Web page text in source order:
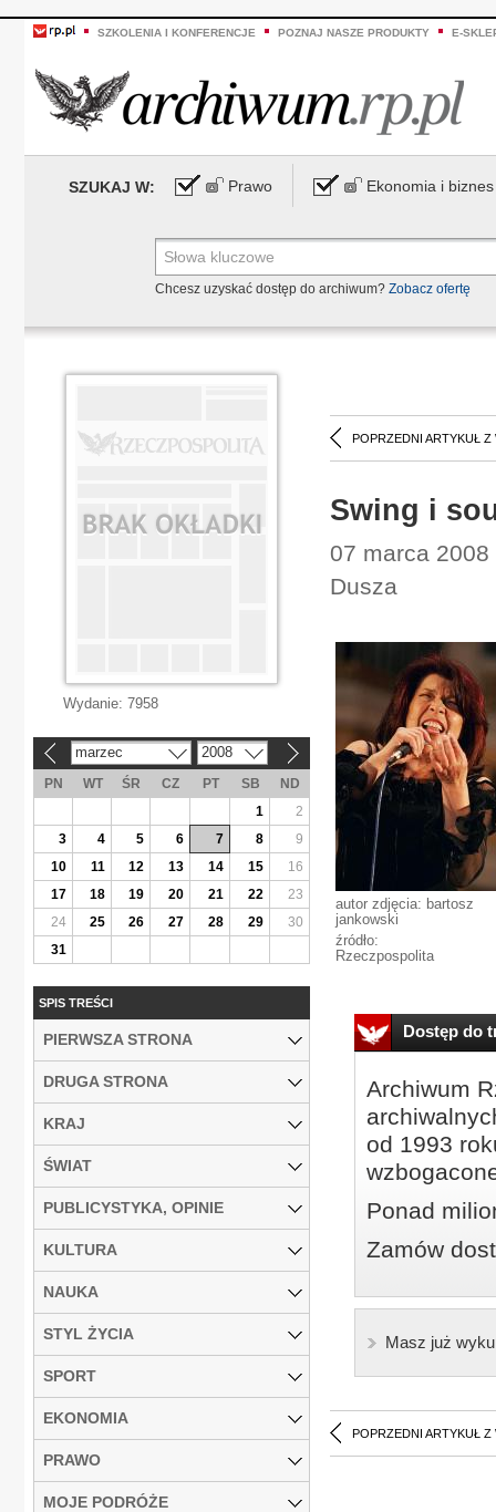
SZKOLENIA I KONFERENCJE POZNAJ NASZE PRODUKTY E-
SZUKAJ W: Prawo Ekonomia i biznes
Chcesz uzyskać dostęp do archiwum? Zobacz ofertę
POPRZEDNI ARTYKUŁ Z
Swing i
07 marca
Dusza
autor zdjęcia: bartosz
jankowski
źródło:
Rzeczpospolita
Dostęp do
Archiwum
od 1993
Ponad
Zamów
Masz już
POPRZEDNI ARTYKUŁ Z
Wydanie: 7958
marzec 2008
PN WT ŚR CZ PT SB
ND
1
2
3
4 5 6 7 8
9
10
11 12 13 14 15
16
17
18 19 20 21 22
23
24
25 26 27 28 29
30
31
SPIS TREŚCI
PIERWSZA STRONA
DRUGA STRONA
KRAJ
ŚWIAT
PUBLICYSTYKA, OPINIE
KULTURA
NAUKA
STYL ŻYCIA
SPORT
EKONOMIA
PRAWO
MOJE PODRÓŻE